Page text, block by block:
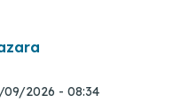
09/2026 - 08:34